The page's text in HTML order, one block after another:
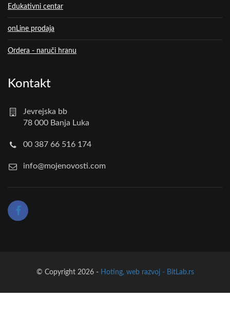
Edukativni centar
onLine prodaja
Ordera - naruči hranu
Kontakt
Jevrejska bb
78 000 Banja Luka
00 387 66 516 174
info@mojenovosti.com
© Copyright 2026 - Hoting, web razvoj - BitLab.rs